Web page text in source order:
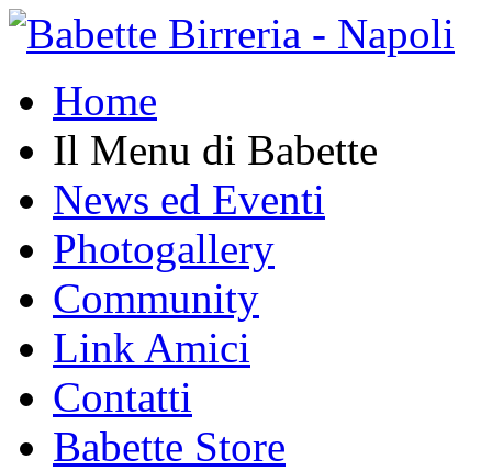
Home
Il Menu di Babette
News ed Eventi
Photogallery
Community
Link Amici
Contatti
Babette Store